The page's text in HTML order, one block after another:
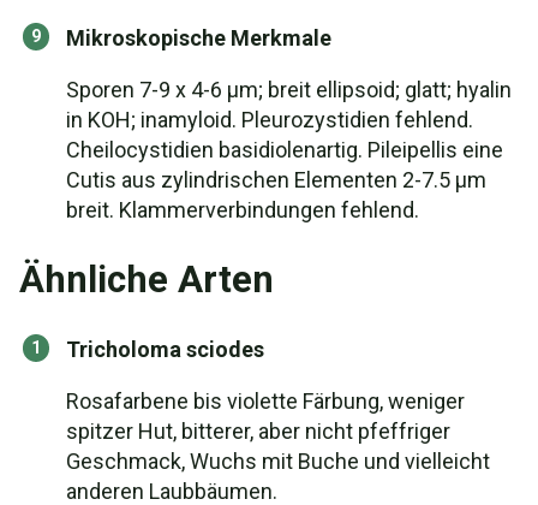
Mikroskopische Merkmale
Sporen 7-9 x 4-6 µm; breit ellipsoid; glatt; hyalin
in KOH; inamyloid. Pleurozystidien fehlend.
Cheilocystidien basidiolenartig. Pileipellis eine
Cutis aus zylindrischen Elementen 2-7.5 µm
breit. Klammerverbindungen fehlend.
Ähnliche Arten
Tricholoma sciodes
Rosafarbene bis violette Färbung, weniger
spitzer Hut, bitterer, aber nicht pfeffriger
Geschmack, Wuchs mit Buche und vielleicht
anderen Laubbäumen.